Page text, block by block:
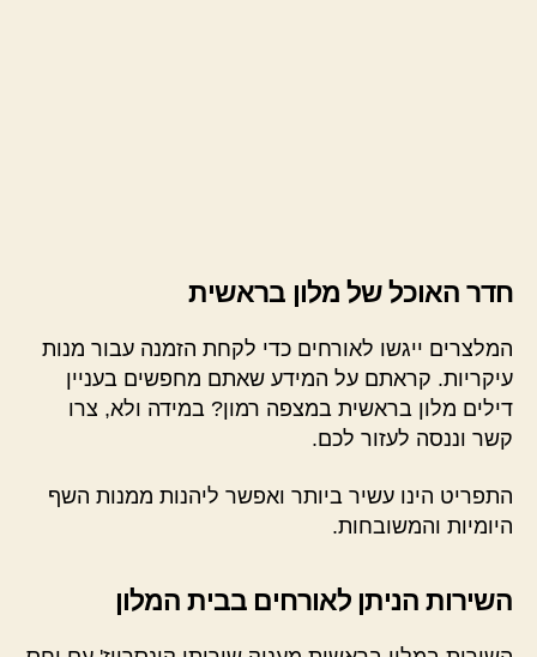
חדר האוכל של מלון בראשית
המלצרים ייגשו לאורחים כדי לקחת הזמנה עבור מנות
עיקריות. קראתם על המידע שאתם מחפשים בעניין
דילים מלון בראשית במצפה רמון? במידה ולא, צרו
קשר וננסה לעזור לכם.
התפריט הינו עשיר ביותר ואפשר ליהנות ממנות השף
היומיות והמשובחות.
השירות הניתן לאורחים בבית המלון